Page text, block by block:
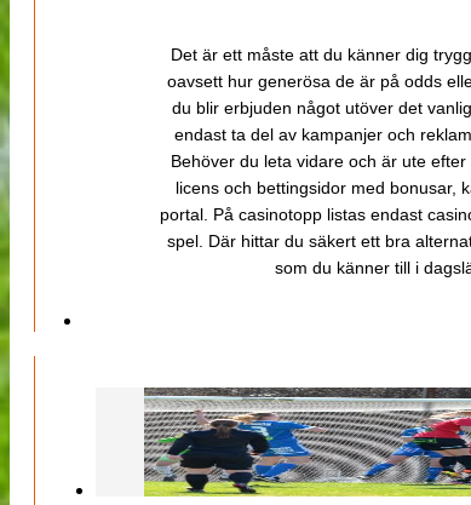
Det är ett måste att du känner dig
oavsett hur generösa de är på odds
du blir erbjuden något utöver det
endast ta del av kampanjer och
Behöver du leta vidare och är ute
licens och bettingsidor med bonusar,
portal. På casinotopp listas endast
spel. Där hittar du säkert ett bra
som du känner till i